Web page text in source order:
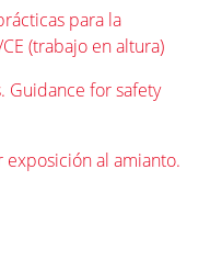
para la
(trabajo en altura)
Guidance for safety
al amianto.